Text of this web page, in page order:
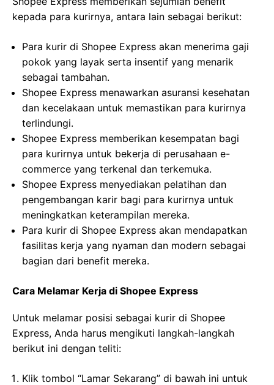
kepada para kurirnya, antara lain sebagai berikut:
Para kurir di Shopee Express akan menerima gaji
pokok yang layak serta insentif yang menarik
sebagai tambahan.
Shopee Express menawarkan asuransi kesehatan
dan kecelakaan untuk memastikan para kurirnya
terlindungi.
Shopee Express memberikan kesempatan bagi
para kurirnya untuk bekerja di perusahaan e-
commerce yang terkenal dan terkemuka.
Shopee Express menyediakan pelatihan dan
pengembangan karir bagi para kurirnya untuk
meningkatkan keterampilan mereka.
Para kurir di Shopee Express akan mendapatkan
fasilitas kerja yang nyaman dan modern sebagai
bagian dari benefit mereka.
Cara Melamar Kerja di Shopee Express
Untuk melamar posisi sebagai kurir di Shopee
Express, Anda harus mengikuti langkah-langkah
berikut ini dengan teliti:
Klik tombol “Lamar Sekarang” di bawah ini untuk